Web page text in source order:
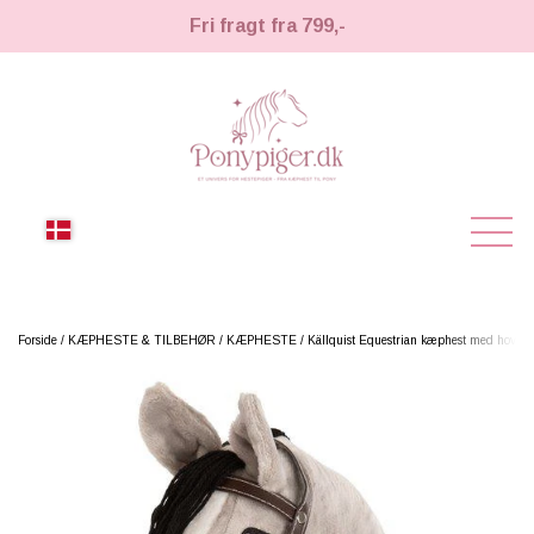
Fri fragt fra 799,-
NYHEDER
KÆPHESTE
KÆPHESTE
STRIGLER & TILBEHØR
LEMIEUX TOY PONY
TIL HESTEPIGER
Forside KÆPHESTE & TILBEHØR KÆPHESTE Källquist Equestrian kæphest med